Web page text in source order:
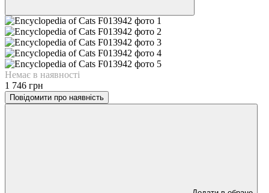
Немає в наявності
1 746 грн
Повідомити про наявність